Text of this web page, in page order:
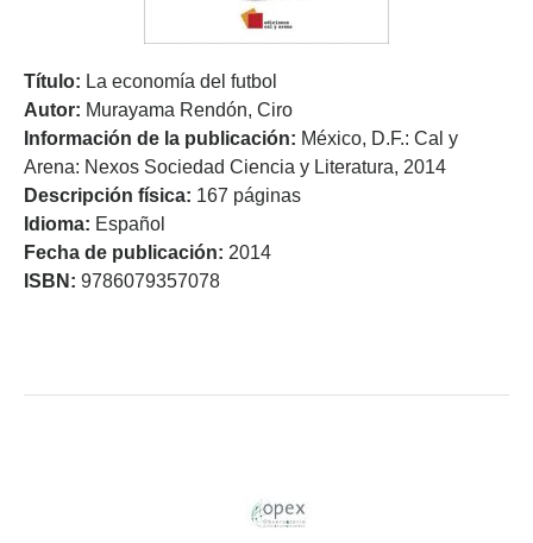
Título: La economía del futbol
Autor: Murayama Rendón, Ciro
Información de la publicación: México, D.F.: Cal y
Arena: Nexos Sociedad Ciencia y Literatura, 2014
Descripción física: 167 páginas
Idioma: Español
Fecha de publicación: 2014
ISBN: 9786079357078